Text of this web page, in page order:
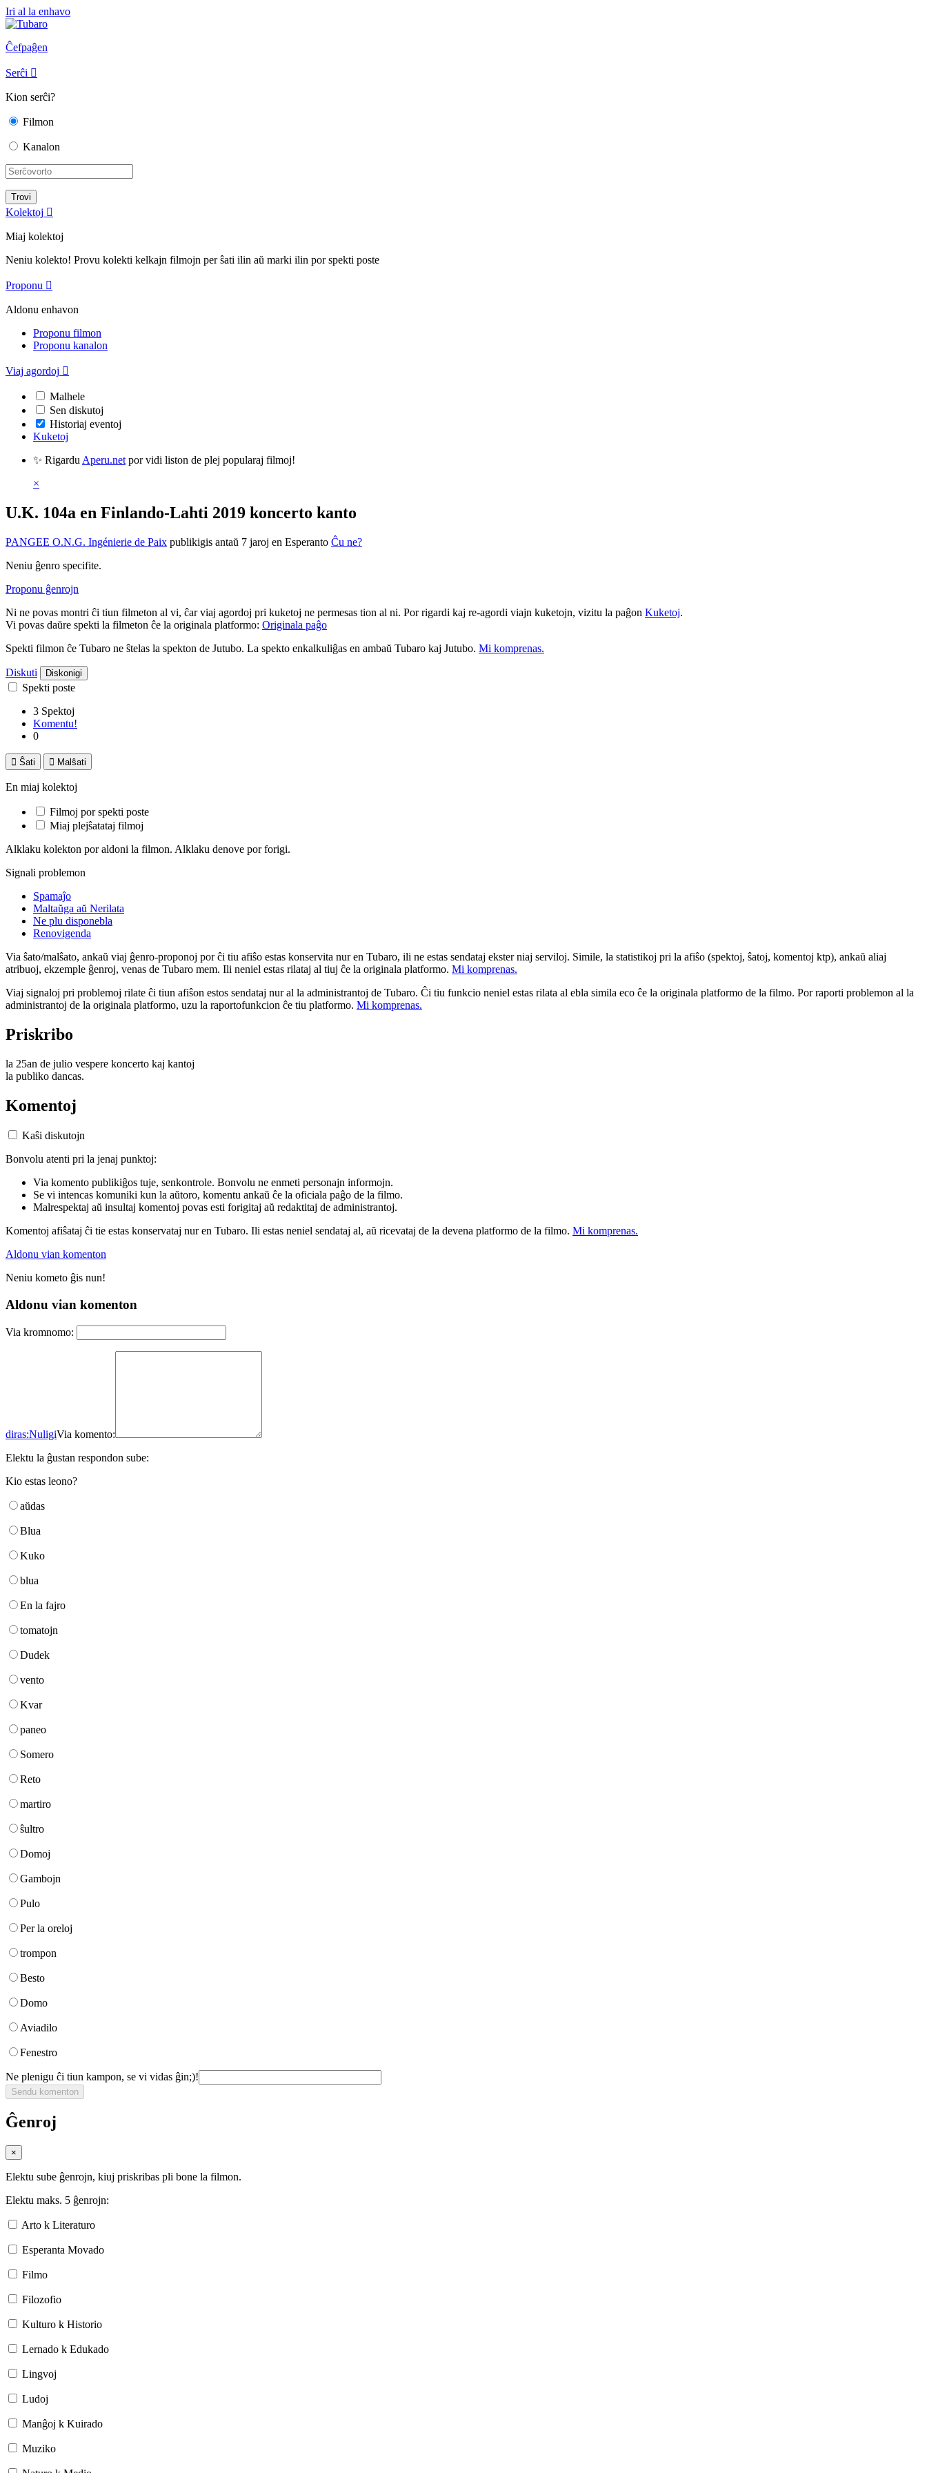
Iri al la enhavo
Ĉefpaĝen
Serĉi 
Kion serĉi?
Filmon
Kanalon
Kolektoj 
Miaj kolektoj
Neniu kolekto! Provu kolekti kelkajn filmojn per ŝati ilin aŭ marki ilin por spekti poste
Proponu 
Aldonu enhavon
Proponu filmon
Proponu kanalon
Viaj agordoj 
Malhele
Sen diskutoj
Historiaj eventoj
Kuketoj
✨ Rigardu Aperu.net por vidi liston de plej popularaj filmoj!
×
U.K. 104a en Finlando-Lahti 2019 koncerto kanto
PANGEE O.N.G. Ingénierie de Paix publikigis antaŭ 7 jaroj en Esperanto Ĉu ne?
Neniu ĝenro specifite.
Proponu ĝenrojn
Ni ne povas montri ĉi tiun filmeton al vi, ĉar viaj agordoj pri kuketoj ne permesas tion al ni. Por rigardi kaj re-agordi viajn kuketojn, vizitu la paĝon Kuketoj.
Vi povas daŭre spekti la filmeton ĉe la originala platformo: Originala paĝo
Spekti filmon ĉe Tubaro ne ŝtelas la spekton de Jutubo. La spekto enkalkuliĝas en ambaŭ Tubaro kaj Jutubo. Mi komprenas.
Diskuti Diskonigi
Spekti poste
3 Spektoj
Komentu!
0
 Ŝati  Malŝati
En miaj kolektoj
Filmoj por spekti poste
Miaj plejŝatataj filmoj
Alklaku kolekton por aldoni la filmon. Alklaku denove por forigi.
Signali problemon
Spamaĵo
Maltaŭga aŭ Nerilata
Ne plu disponebla
Renovigenda
Via ŝato/malŝato, ankaŭ viaj ĝenro-proponoj por ĉi tiu afiŝo estas konservita nur en Tubaro, ili ne estas sendataj ekster niaj serviloj. Simile, la statistikoj pri la afiŝo (spektoj, ŝatoj, komentoj ktp), ankaŭ aliaj
atribuoj, ekzemple ĝenroj, venas de Tubaro mem. Ili neniel estas rilataj al tiuj ĉe la originala platformo. Mi komprenas.
Viaj signaloj pri problemoj rilate ĉi tiun afiŝon estos sendataj nur al la administrantoj de Tubaro. Ĉi tiu funkcio neniel estas rilata al ebla simila eco ĉe la originala platformo de la filmo. Por raporti problemon al la
administrantoj de la originala platformo, uzu la raportofunkcion ĉe tiu platformo. Mi komprenas.
Priskribo
la 25an de julio vespere koncerto kaj kantoj
la publiko dancas.
Komentoj
Kaŝi diskutojn
Bonvolu atenti pri la jenaj punktoj:
Via komento publikiĝos tuje, senkontrole. Bonvolu ne enmeti personajn informojn.
Se vi intencas komuniki kun la aŭtoro, komentu ankaŭ ĉe la oficiala paĝo de la filmo.
Malrespektaj aŭ insultaj komentoj povas esti forigitaj aŭ redaktitaj de administrantoj.
Komentoj afiŝataj ĉi tie estas konservataj nur en Tubaro. Ili estas neniel sendataj al, aŭ ricevataj de la devena platformo de la filmo. Mi komprenas.
Aldonu vian komenton
Neniu kometo ĝis nun!
Aldonu vian komenton
Via kromnomo:
diras:NuligiVia komento:
Elektu la ĝustan respondon sube:
Kio estas leono?
aŭdas
Blua
Kuko
blua
En la fajro
tomatojn
Dudek
vento
Kvar
paneo
Somero
Reto
martiro
ŝultro
Domoj
Gambojn
Pulo
Per la oreloj
trompon
Besto
Domo
Aviadilo
Fenestro
Ne plenigu ĉi tiun kampon, se vi vidas ĝin;)!
Ĝenroj
×
Elektu sube ĝenrojn, kiuj priskribas pli bone la filmon.
Elektu maks. 5 ĝenrojn:
Arto k Literaturo
Esperanta Movado
Filmo
Filozofio
Kulturo k Historio
Lernado k Edukado
Lingvoj
Ludoj
Manĝoj k Kuirado
Muziko